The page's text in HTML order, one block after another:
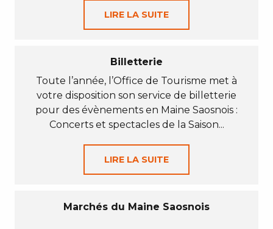
LIRE LA SUITE
Billetterie
Toute l’année, l’Office de Tourisme met à
votre disposition son service de billetterie
pour des évènements en Maine Saosnois :
Concerts et spectacles de la Saison...
LIRE LA SUITE
Marchés du Maine Saosnois